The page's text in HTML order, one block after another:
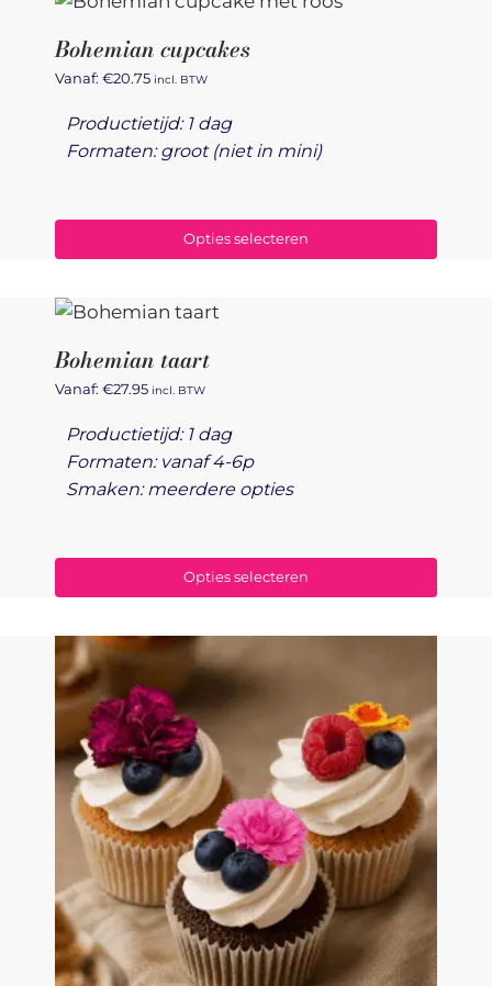
Bohemian cupcakes
Vanaf: €20.75 incl. BTW
Productietijd: 1 dag
Formaten: groot (niet in mini)
Opties selecteren
Bohemian taart
Vanaf: €27.95 incl. BTW
Productietijd: 1 dag
Formaten: vanaf 4-6p
Smaken: meerdere opties
Opties selecteren